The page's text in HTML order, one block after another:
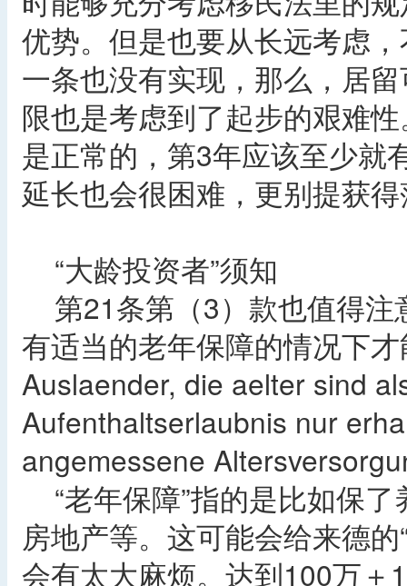
优势。但是也要从长远考虑
一条也没有实现，那么，居
限也是考虑到了起步的艰难
是正常的，第3年应该至少就
延长也会很困难，更别提获
“大龄投资者”须知
第21条第（3）款也值得注
有适当的老年保障的情况下
Auslaender, die aelter sind
Aufenthaltserlaubnis nur
angemessene
“老年保障”指的是比如保
房地产等。这可能会给来德
会有太大麻烦。达到100万＋